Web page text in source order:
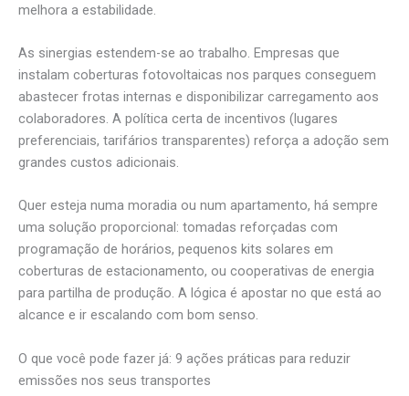
melhora a estabilidade.
As sinergias estendem-se ao trabalho. Empresas que
instalam coberturas fotovoltaicas nos parques conseguem
abastecer frotas internas e disponibilizar carregamento aos
colaboradores. A política certa de incentivos (lugares
preferenciais, tarifários transparentes) reforça a adoção sem
grandes custos adicionais.
Quer esteja numa moradia ou num apartamento, há sempre
uma solução proporcional: tomadas reforçadas com
programação de horários, pequenos kits solares em
coberturas de estacionamento, ou cooperativas de energia
para partilha de produção. A lógica é apostar no que está ao
alcance e ir escalando com bom senso.
O que você pode fazer já: 9 ações práticas para reduzir
emissões nos seus transportes